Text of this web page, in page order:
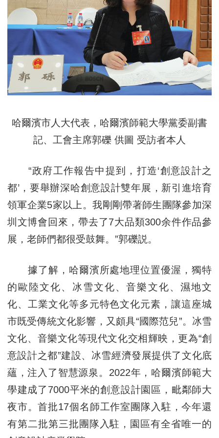
哈爾濱市人大代表，哈爾濱師範大學黨委副書
記、工會主席郭礫 供圖 受訪者本人
“政府工作報告中提到，打造‘創意設計之
都’，要舉辦深哈創意設計雙年展，新引進培育
領軍企業5家以上。我剛剛帶著師生團隊參加深
圳文博會回來，帶去了7大品類300余件作品參
展，老師們都很受鼓舞。”郭礫説。
據了解，哈爾濱所處地理位置優渥，獨特
的歐陸文化、冰雪文化、音樂文化、濕地文
化、工業文化等多元特色文化元素，讓這座城
市既受傳統文化影響，又頗具“國際范兒”。冰雪
文化、音樂文化等現代文化交相輝映，更為“創
意設計之都”建設、冰雪經濟發展提供了文化底
蘊，注入了智慧源泉。2022年，哈爾濱師範大
學建成了7000平米的創意設計園區，毗鄰師大
夜市。首批17個名師工作室團隊入駐，今年還
有第二批第三批團隊入駐，園區有全省唯一的